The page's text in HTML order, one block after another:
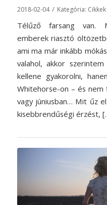
2018-02-04 / Kategória:
Télűző farsang van.
emberek riasztó
ami ma már inkább
valahol, akkor
kellene gyakorolni,
Whitehorse-on – és nem
vagy júniusban… Mit űz
kisebbrendűségi érzést,